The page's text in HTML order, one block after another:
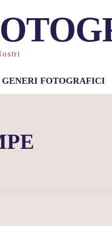
GENERI FOTOGRAFICI